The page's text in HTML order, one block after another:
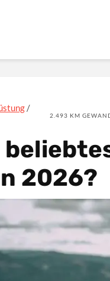
/
2.493 KM
2026?